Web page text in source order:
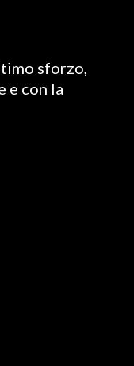
sforzo,
e con la